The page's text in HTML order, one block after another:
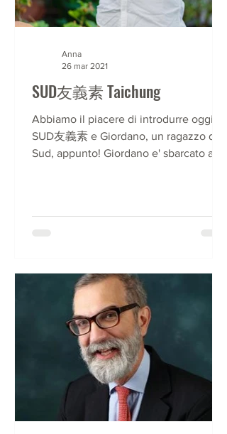
SUD友義素 Taichung
Abbiamo il piacere di introdurre oggi
SUD友義素 e Giordano, un ragazzo del
Sud, appunto! Giordano e' sbarcato a
Anna
26 mar 2021